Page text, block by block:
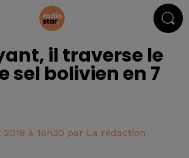
il traverse le
sel bolivien en 7
à 16h30 par La rédaction